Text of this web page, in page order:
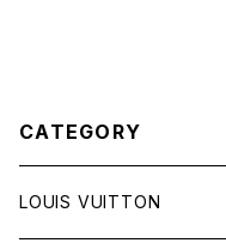
CATEGORY
LOUIS VUITTON